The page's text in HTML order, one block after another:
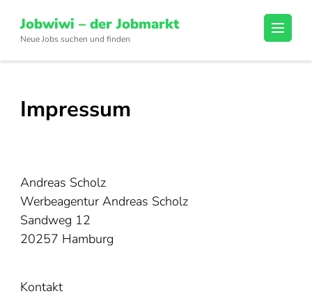
content
(Press
Jobwiwi – der Jobmarkt
Neue Jobs suchen und finden
Impressum
Andreas Scholz
Werbeagentur Andreas Scholz
Sandweg 12
20257 Hamburg
Kontakt